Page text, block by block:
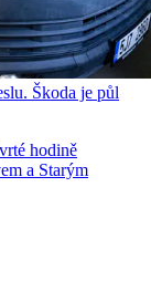
Škoda je půl
hodině
a Starým